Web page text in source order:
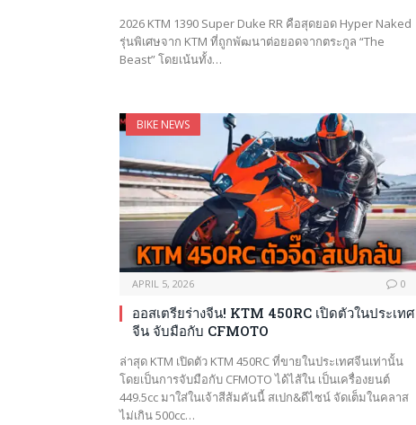
2026 KTM 1390 Super Duke RR คือสุดยอด Hyper Naked
รุ่นพิเศษจาก KTM ที่ถูกพัฒนาต่อยอดจากตระกูล “The
Beast” โดยเน้นทั้ง…
BIKE NEWS
APRIL 5, 2026 0
ออสเตรียร่างจีน! KTM 450RC เปิดตัวในประเทศ
จีน จับมือกับ CFMOTO
ล่าสุด KTM เปิดตัว KTM 450RC ที่ขายในประเทศจีนเท่านั้น
โดยเป็นการจับมือกับ CFMOTO ได้ไส้ใน เป็นเครื่องยนต์
449.5cc มาใส่ในเจ้าสีส้มคันนี้ สเปก&ดีไซน์ จัดเต็มในคลาส
ไม่เกิน 500cc…